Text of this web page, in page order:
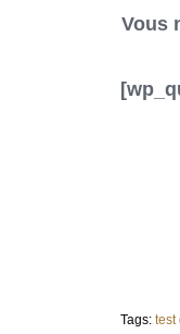
Vous
Tags: test